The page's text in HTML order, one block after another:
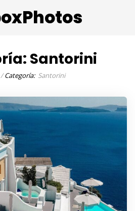
Santorini
Categoría: Santorini